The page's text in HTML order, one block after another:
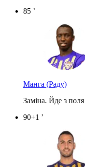
85 ’
Манга (Раду)
Заміна. Йде з
90+1 ’